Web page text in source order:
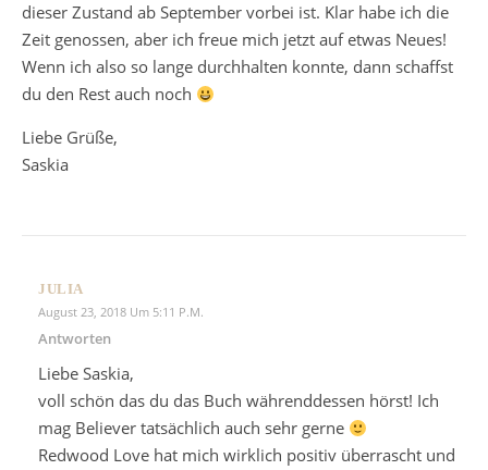
dieser Zustand ab September vorbei ist. Klar habe ich die
Zeit genossen, aber ich freue mich jetzt auf etwas Neues!
Wenn ich also so lange durchhalten konnte, dann schaffst
du den Rest auch noch
Liebe Grüße,
Saskia
JULIA
August 23, 2018 Um 5:11 P.m.
Antworten
Liebe Saskia,
voll schön das du das Buch währenddessen hörst! Ich
mag Believer tatsächlich auch sehr gerne
Redwood Love hat mich wirklich positiv überrascht und